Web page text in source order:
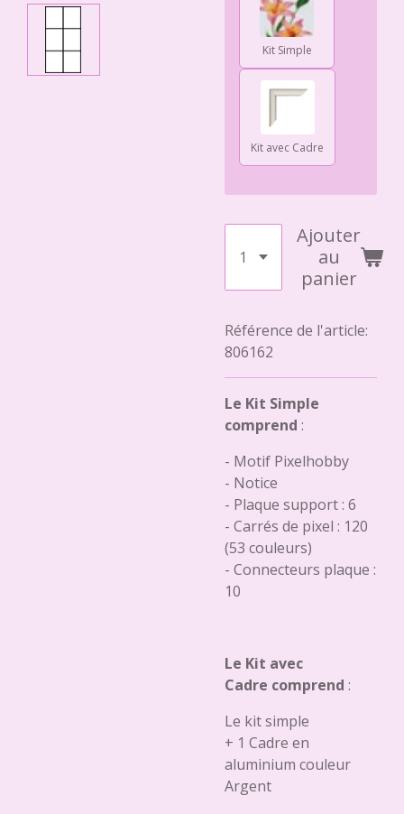
Kit Simple
Kit avec Cadre
Ajouter
au
panier
Référence de l'article:
806162
Le Kit Simple
comprend :
- Motif Pixelhobby
- Notice
- Plaque support : 6
- Carrés de pixel : 120
(53 couleurs)
- Connecteurs plaque :
10
Le Kit avec
Cadre comprend :
Le kit simple
+ 1 Cadre en
aluminium couleur
Argent